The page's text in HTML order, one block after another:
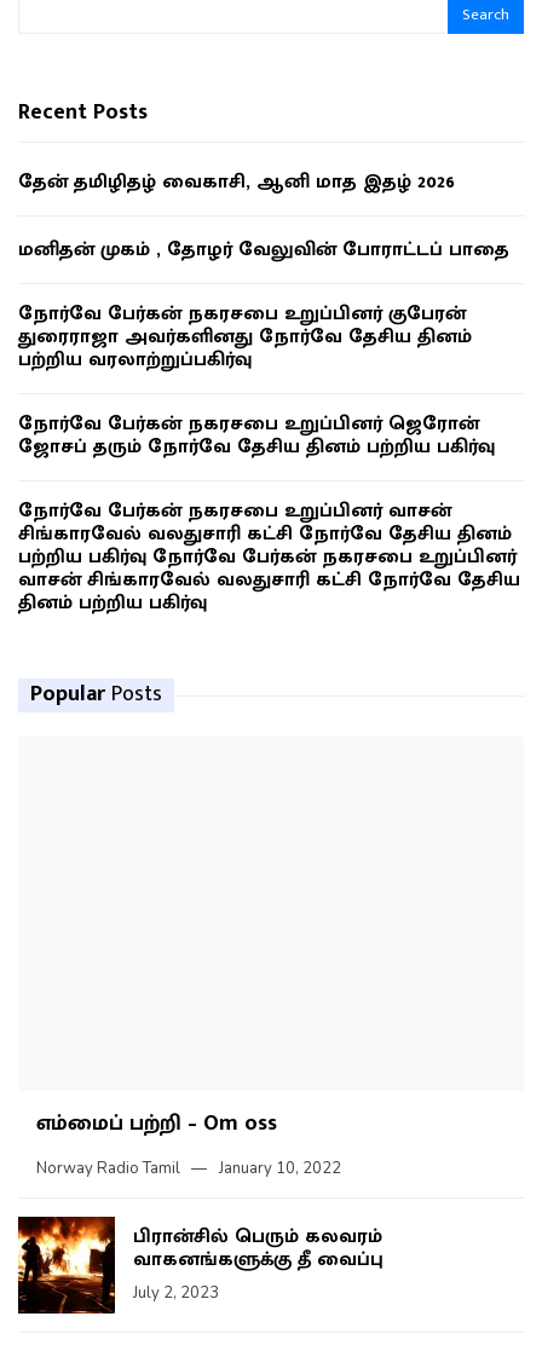
Search
Recent Posts
தேன் தமிழிதழ் வைகாசி, ஆனி மாத இதழ் 2026
மனிதன் முகம் , தோழர் வேலுவின் போராட்டப் பாதை
நோர்வே பேர்கன் நகரசபை உறுப்பினர் குபேரன்
துரைராஜா அவர்களினது நோர்வே தேசிய தினம்
பற்றிய வரலாற்றுப்பகிர்வு
நோர்வே பேர்கன் நகரசபை உறுப்பினர் ஜெரோன்
ஜோசப் தரும் நோர்வே தேசிய தினம் பற்றிய பகிர்வு
நோர்வே பேர்கன் நகரசபை உறுப்பினர் வாசன்
சிங்காரவேல் வலதுசாரி கட்சி நோர்வே தேசிய தினம்
பற்றிய பகிர்வு நோர்வே பேர்கன் நகரசபை உறுப்பினர்
வாசன் சிங்காரவேல் வலதுசாரி கட்சி நோர்வே தேசிய
தினம் பற்றிய பகிர்வு
Popular Posts
எம்மைப் பற்றி – Om oss
Norway Radio Tamil January 10, 2022
பிரான்சில் பெரும் கலவரம்
வாகனங்களுக்கு தீ வைப்பு
July 2, 2023